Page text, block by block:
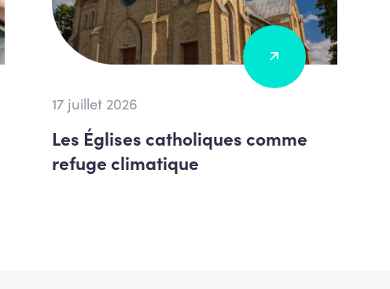
17 juillet 2026
Les Églises catholiques comme
refuge climatique